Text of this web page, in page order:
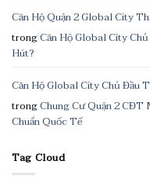
Căn Hộ Quận 2 Global City
trongCăn Hộ Global City
Hút?
Căn Hộ Global City Chủ Đầu
trongChung Cư Quận 2
Chuẩn Quốc Tế
Tag Cloud